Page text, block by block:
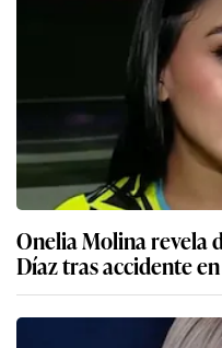
Onelia Molina revela
Díaz tras accidente